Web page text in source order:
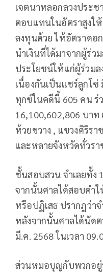
เจตนาหลอกลวงประ
ตอบแทนในอัตราสูงใ
ลงทุนด้วย ให้อัตราดอ
นำเงินที่ได้มาจากผู้ร่ว
ประโยชน์ให้แก่ผู้ร่วม
เนื่องกันเป็นแชร์ลูกโซ่
ทุกข์ในคดีนี้ 605 คน ร่
16,100,602,806 บาท
ห้วยขวาง , แขวงศิริร
และหลายจังหวัดทั่วร
ชั้นสอบสวน จำเลยทั้ง
จากนั้นศาลได้สอบคำใ
หรือปฏิเสธ ปรากฎว่า
หลังจากนั้นศาลได้นัด
มี.ค. 2568 ในเวลา
ส่วนหมอบุญกับพวกอยู่